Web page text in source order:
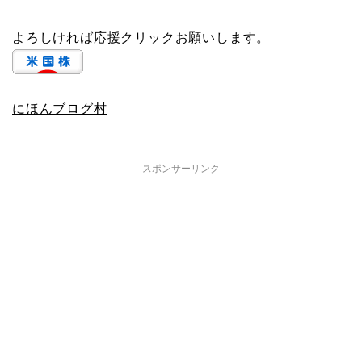
よろしければ応援クリックお願いします。
にほんブログ村
スポンサーリンク